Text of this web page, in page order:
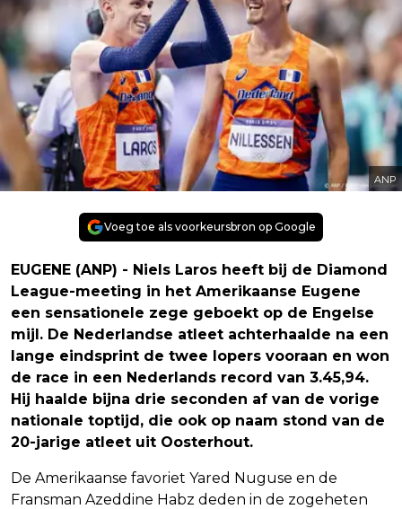
ANP
Voeg toe als voorkeursbron op Google
EUGENE (ANP) - Niels Laros heeft bij de Diamond
League-meeting in het Amerikaanse Eugene
een sensationele zege geboekt op de Engelse
mijl. De Nederlandse atleet achterhaalde na een
lange eindsprint de twee lopers vooraan en won
de race in een Nederlands record van 3.45,94.
Hij haalde bijna drie seconden af van de vorige
nationale toptijd, die ook op naam stond van de
20-jarige atleet uit Oosterhout.
De Amerikaanse favoriet Yared Nuguse en de
Fransman Azeddine Habz deden in de zogeheten